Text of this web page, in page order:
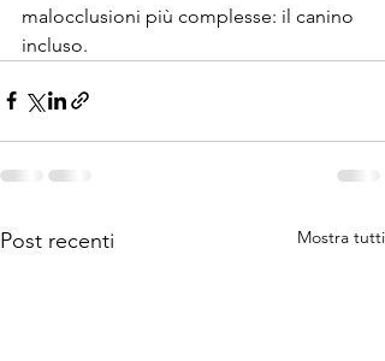
malocclusioni più complesse: il canino
incluso.
Post recenti Mostra tutti